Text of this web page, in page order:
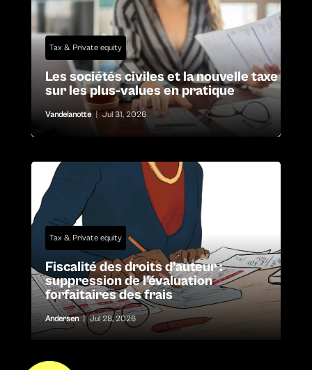
Tax & Private equity
Les sociétés civiles et la nouvelle taxe
sur les plus-values en pratique
Vandelanotte Jul 31, 2026
Tax & Private equity
Fiscalité des droits d’auteur :
suppression de l’évaluation
forfaitaires des frais
Andersen | Jul 28, 2026